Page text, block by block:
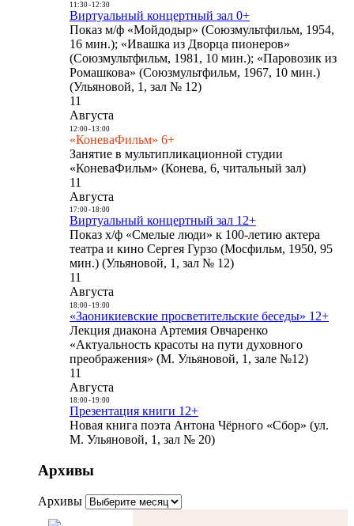
11:30- 12:30
Виртуальный концертный зал 0+
Показ м/ф «Мойдодыр» (Союзмультфильм, 1954,
16 мин.); «Ивашка из Дворца пионеров»
(Союзмультфильм, 1981, 10 мин.); «Паровозик из
Ромашкова» (Союзмультфильм, 1967, 10 мин.)
(Ульяновой, 1, зал № 12)
11
Августа
12:00- 13:00
«КоневаФильм» 6+
Занятие в мультипликационной студии
«КоневаФильм» (Конева, 6, читальный зал)
11
Августа
17:00- 18:00
Виртуальный концертный зал 12+
Показ х/ф «Смелые люди» к 100-летию актера
театра и кино Сергея Гурзо (Мосфильм, 1950, 95
мин.) (Ульяновой, 1, зал № 12)
11
Августа
18:00- 19:00
«Заоникиевские просветительские беседы» 12+
Лекция диакона Артемия Овчаренко
«Актуальность красоты на пути духовного
преображения» (М. Ульяновой, 1, зале №12)
11
Августа
18:00- 19:00
Презентация книги 12+
Новая книга поэта Антона Чёрного «Сбор» (ул.
М. Ульяновой, 1, зал № 20)
Архивы
Архивы